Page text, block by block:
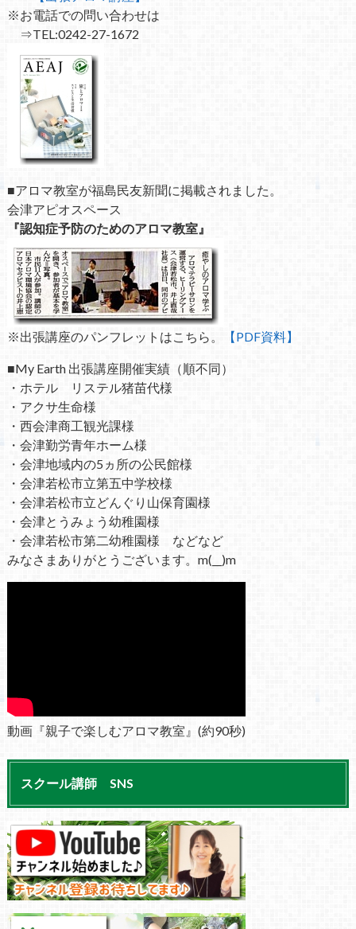
※お電話での問い合わせは
⇒TEL:0242-27-1672
■アロマ教室が福島民友新聞に掲載されました。
会津アピオスペース
『認知症予防のためのアロマ教室』
※出張講座のパンフレットはこちら。 【PDF資料】
■My Earth 出張講座開催実績（順不同）
・ホテル リステル猪苗代様
・アクサ生命様
・西会津商工観光課様
・会津勤労青年ホーム様
・会津地域内の5ヵ所の公民館様
・会津若松市立第五中学校様
・会津若松市立どんぐり山保育園様
・会津とうみょう幼稚園様
・会津若松市第二幼稚園様 などなど
みなさまありがとうございます。m(__)m
動画『親子で楽しむアロマ教室』(約90秒)
スクール講師 SNS